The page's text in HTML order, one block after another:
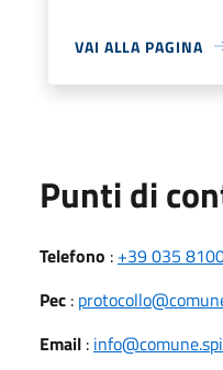
VAI ALLA PAGINA
Punti di
Telefono : +39 035
Pec :
Email :